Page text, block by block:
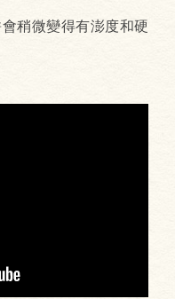
稍微變得有澎度和硬